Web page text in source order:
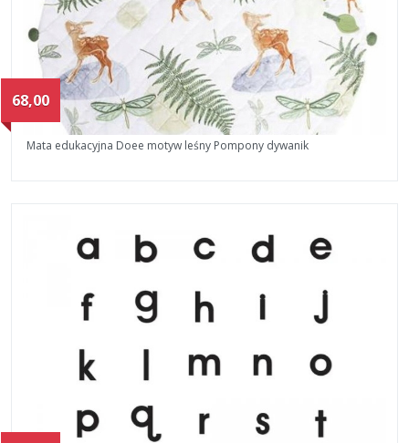
68,00
Mata edukacyjna Doee motyw leśny Pompony dywanik